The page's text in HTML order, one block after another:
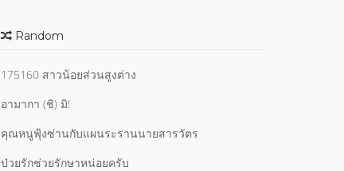
Random
175160 สาวน้อยส่วนสูงต่าง
อามากา (ชิ) มิ!
คุณหนูฟุ้งซ่านกับแผนระรานนายสารวัตร
ป่วยรักช่วยรักษาหน่อยครับ